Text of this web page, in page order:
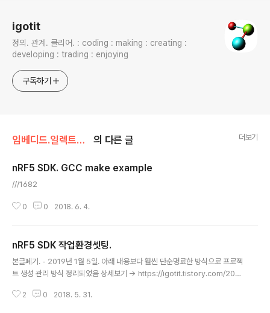
igotit
정의. 관계. 클리어. : coding : making : creating :
developing : trading : enjoying
구독하기
임베디드.일렉트로닉스/nRF52 의 다른 글 더보기
nRF5 SDK. GCC make example
///1682
0 0 2018. 6. 4.
nRF5 SDK 작업환경셋팅.
본글폐기. - 2019년 1월 5일. 아래 내용보다 훨씬 단순명료한 방식으로 프로젝
트 생성 관리 방식 정리되었음 상세보기 -> https://igotit.tistory.com/202
해두기. 본 글 포함된 상위 정리글 https://igotit.tistory.com/244 의 nRF5
2 0 2018. 5. 31.